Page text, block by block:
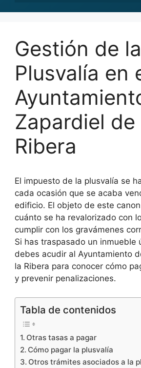
Gestión de la
Plusvalía en
Zapardiel de
Ribera
El impuesto de la plusvalía se
cada ocasión que se acaba
edificio. El objeto de este
cuánto se ha revalorizado con
cumplir con los gravámenes
Si has traspasado un inmueble
debes acudir al Ayuntamiento
la Ribera para conocer cómo
y prevenir penalizaciones.
Tabla de contenidos
Otras tasas a pagar
Cómo pagar la plusvalía
Otros trámites asociados a la